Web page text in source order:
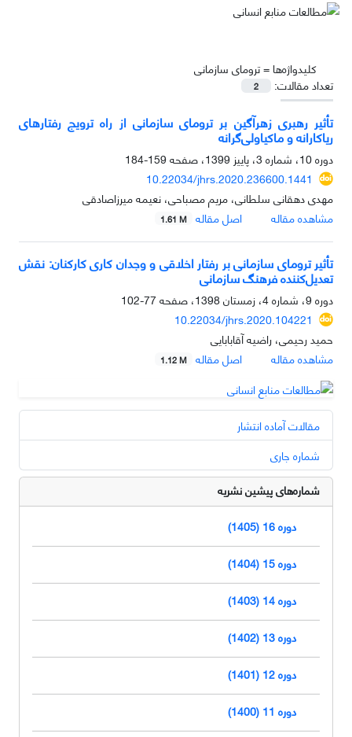
کلیدواژه‌ها =ترومای سازمانی
تعداد مقالات:
2
تأثیر رهبری زهرآگین بر ترومای سازمانی از راه ترویج رفتارهای
ریاکارانه و ماکیاولی‌گرانه
دوره 10، شماره 3، پاییز 1399، صفحه
159-184
10.22034/jhrs.2020.236600.1441
مهدی دهقانی سلطانی، مریم مصباحی، نعیمه میرزاصادقی
مشاهده مقاله
اصل مقاله 1.61 M
تأثیر ترومای سازمانی بر رفتار اخلاقی و وجدان کاری کارکنان: نقش
تعدیل‌کننده فرهنگ سازمانی
دوره 9، شماره 4، زمستان 1398، صفحه
77-102
10.22034/jhrs.2020.104221
حمید رحیمی، راضیه آقابابایی
مشاهده مقاله
اصل مقاله 1.12 M
مقالات آماده انتشار
شماره جاری
شماره‌های پیشین نشریه
دوره 16 (1405)
دوره 15 (1404)
دوره 14 (1403)
دوره 13 (1402)
دوره 12 (1401)
دوره 11 (1400)